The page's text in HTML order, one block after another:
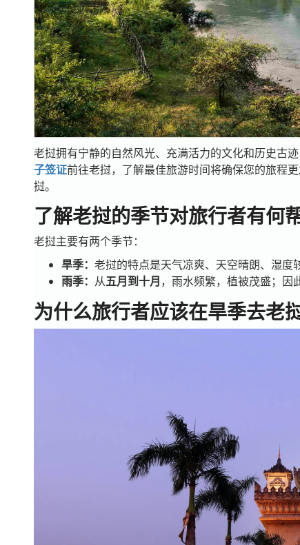
老挝拥有宁静的自然风光、充满活力的文化和历史古
子签证前往老挝，了解最佳旅游时间将确保您的旅程
挝。
了解老挝的季节对旅行者有何
老挝主要有两个季节：
旱季： 老挝的特点是天气凉爽、天空晴朗、湿度
雨季： 从五月到十月，雨水频繁，植被茂盛；因
为什么旅行者应该在旱季去老